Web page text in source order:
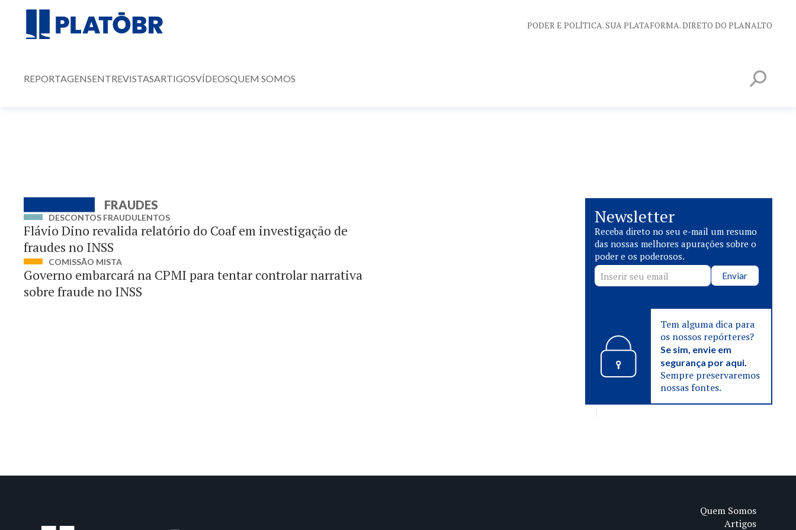
PODER E POLÍTICA. SUA PLATAFORMA. DIRETO DO PLANALTO
REPORTAGENSENTREVISTASARTIGOSVÍDEOSQUEM SOMOS
FRAUDES
DESCONTOS FRAUDULENTOS
Flávio Dino revalida relatório do Coaf em investigação de
fraudes no INSS
COMISSÃO MISTA
Governo embarcará na CPMI para tentar controlar narrativa
sobre fraude no INSS
Newsletter
Receba direto no seu e-mail um resumo
das nossas melhores apurações sobre o
poder e os poderosos.
Enviar
Tem alguma dica para
os nossos repórteres?
Se sim, envie em
segurança por aqui.
Sempre preservaremos
nossas fontes.
Quem Somos
Artigos